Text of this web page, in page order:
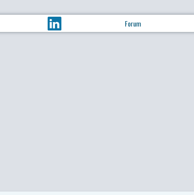
Forum